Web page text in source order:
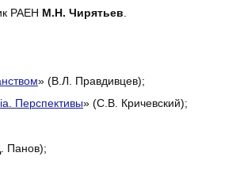
РАЕН М.Н. Чирятьев
» (В.Л. Правдивцев);
Перспективы» (С.В. Кричевский);
Панов);